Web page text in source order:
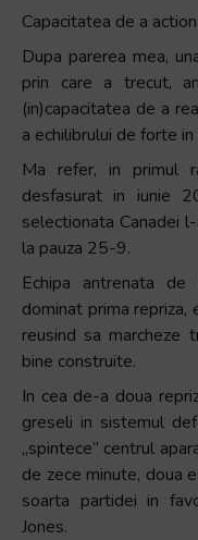
Capacitatea de a
Dupa parerea mea,
prin care a trecut,
(in)capacitatea de a
a echilibrului de forte
Ma refer, in primul
desfasurat in iunie
selectionata Canadei
la pauza 25-9.
Echipa antrenata
dominat prima repriza,
reusind sa marcheze
bine construite.
In cea de-a doua
greseli in sistemul
„spintece” centrul
de zece minute, doua
soarta partidei in
Jones.